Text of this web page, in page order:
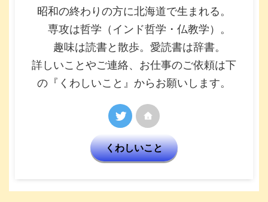
昭和の終わりの方に北海道で生まれる。
専攻は哲学（インド哲学・仏教学）。
趣味は読書と散歩。愛読書は辞書。
詳しいことやご連絡、お仕事のご依頼は下
の『くわしいこと』からお願いします。
くわしいこと